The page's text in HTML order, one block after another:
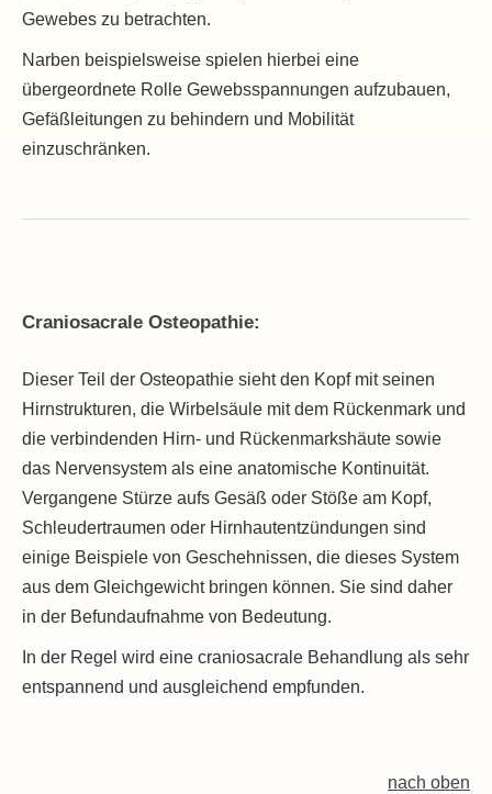
Gewebes zu betrachten.
Narben beispielsweise spielen hierbei eine
übergeordnete Rolle Gewebsspannungen aufzubauen,
Gefäßleitungen zu behindern und Mobilität
einzuschränken.
Craniosacrale Osteopathie:
Dieser Teil der Osteopathie sieht den Kopf mit seinen
Hirnstrukturen, die Wirbelsäule mit dem Rückenmark und
die verbindenden Hirn- und Rückenmarkshäute sowie
das Nervensystem als eine anatomische Kontinuität.
Vergangene Stürze aufs Gesäß oder Stöße am Kopf,
Schleudertraumen oder Hirnhautentzündungen sind
einige Beispiele von Geschehnissen, die dieses System
aus dem Gleichgewicht bringen können. Sie sind daher
in der Befundaufnahme von Bedeutung.
In der Regel wird eine craniosacrale Behandlung als sehr
entspannend und ausgleichend empfunden.
nach oben